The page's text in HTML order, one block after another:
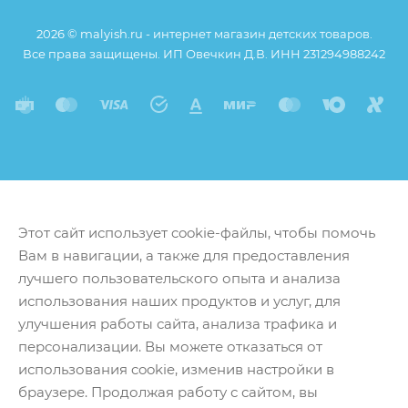
и т.д., не влияющие на основные потребительские
элементы товара и заказа остаются без изменений.
2026 © malyish.ru - интернет магазин детских товаров.
Все права защищены. ИП Овечкин Д.В. ИНН 231294988242
Этот сайт использует cookie-файлы, чтобы помочь
Вам в навигации, а также для предоставления
лучшего пользовательского опыта и анализа
использования наших продуктов и услуг, для
улучшения работы сайта, анализа трафика и
персонализации. Вы можете отказаться от
использования cookie, изменив настройки в
браузере. Продолжая работу с сайтом, вы